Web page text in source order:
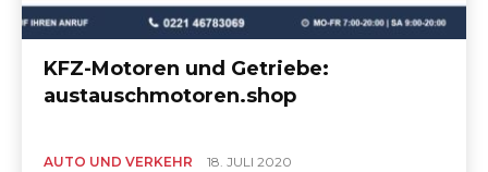
KFZ-Motoren und Getriebe:
austauschmotoren.shop
AUTO UND VERKEHR 18. JULI 2020